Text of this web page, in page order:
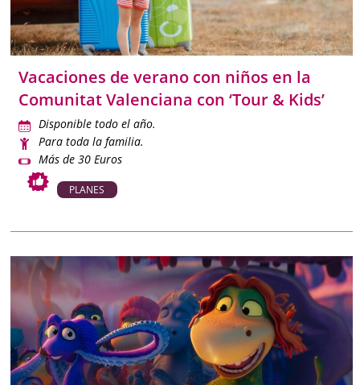
pensadas para los más pequeños.
Planes bajo techo para cualquier época del año
Centros de ocio, ludotecas, escape rooms para niños,
actividades en centros comerciales, teatros infantiles y
fríos o lluviosos.
Agenda cultural y eventos para toda la familia
Cuentacuentos, teatro infantil, conciertos familiares y
de Circo llenan la agenda de propuestas divertidas y
educativas.
Explora con nosotros los mejores
planes con niños en
Alicantey organiza escapadas, fines de semana o
vacaciones completas en una de las provincias más
amigables para las familias. Porque disfrutar con los peques
es más fácil cuando sabes dónde ir.
Vacaciones de verano con niños en la
Comunitat Valenciana con ‘Tour & Kids’
Disponible todo el año.
Para toda la familia.
Más de 30 Euros
PLANES